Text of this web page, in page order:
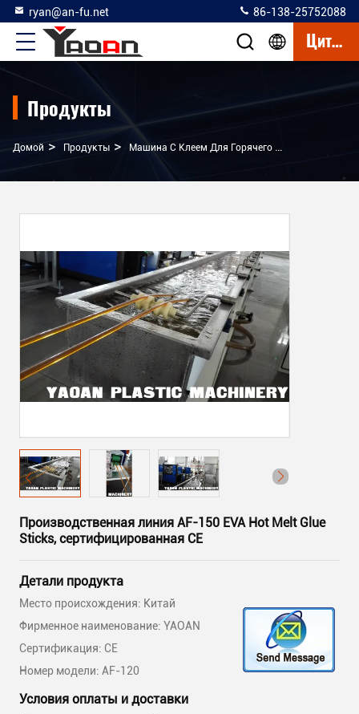
ryan@an-fu.net 86-138-25752088
Цитата
Продукты
Домой > Продукты > Машина С Клеем Для Горячего Плавления EVA
Производственная линия AF-150 EVA Hot Melt Glue
Sticks, сертифицированная CE
Детали продукта
Место происхождения: Китай
Фирменное наименование: YAOAN
Сертификация: CE
Номер модели: AF-120
Условия оплаты и доставки